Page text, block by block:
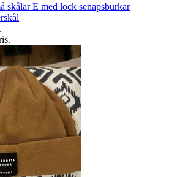
skålar E med lock senapsburkar
.
.